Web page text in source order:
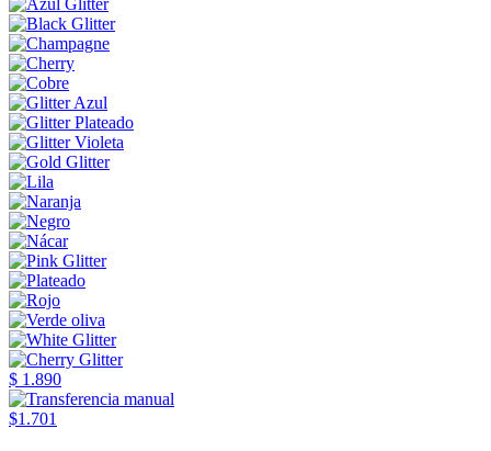
$ 1.890
$1.701